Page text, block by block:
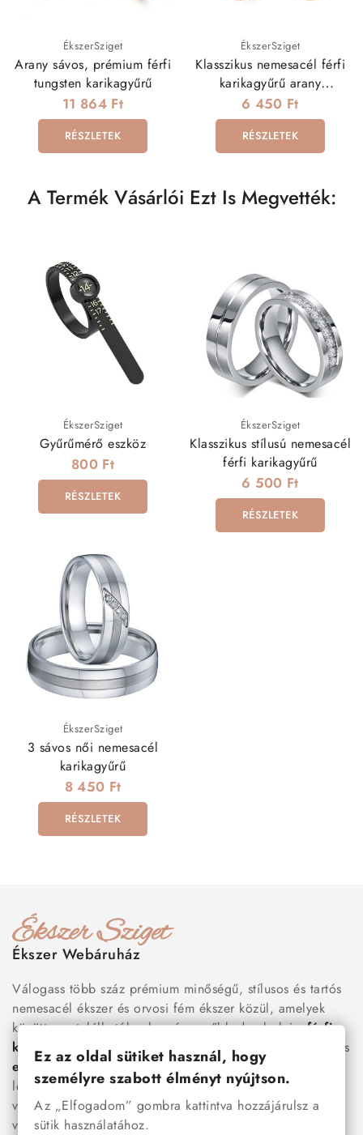
ÉkszerSziget
Arany sávos, prémium férfi
tungsten karikagyűrű
11 864 Ft
RÉSZLETEK
ÉkszerSziget
Klasszikus nemesacél férfi
karikagyűrű arany
bevonattal
6 450 Ft
RÉSZLETEK
A Termék Vásárlói Ezt Is Megvették:
ÉkszerSziget
Gyűrűmérő eszköz
800 Ft
RÉSZLETEK
ÉkszerSziget
Klasszikus stílusú nemesacél
férfi karikagyűrű
6 500 Ft
RÉSZLETEK
ÉkszerSziget
3 sávos női nemesacél
karikagyűrű
8 450 Ft
RÉSZLETEK
Ékszer Webáruház
Válogass több száz prémium minőségű, stílusos és tartós
nemesacél ékszer és orvosi fém ékszer közül, amelyek
között megtalálhatók a legnépszerűbb darabok is:férfi
karkötők
, női nyakláncok , karikagyűrűk
és
esküvői kiegészítőkegyaránt. Webáruházunkban a
legújabb trendeket követő, mégis időtálló ékszerek közül
választhatsz – legyen szó ajándékról, mindennapi
viseletről vagy különleges alkalmakról.
Ez az oldal sütiket használ, hogy
személyre szabott élményt nyújtson.
Az „Elfogadom” gombra kattintva hozzájárulsz a
sütik használatához.